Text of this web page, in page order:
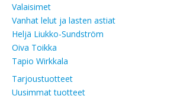
Valaisimet
Vanhat lelut ja lasten astiat
Heljä Liukko-Sundström
Oiva Toikka
Tapio Wirkkala
Tarjoustuotteet
Uusimmat tuotteet